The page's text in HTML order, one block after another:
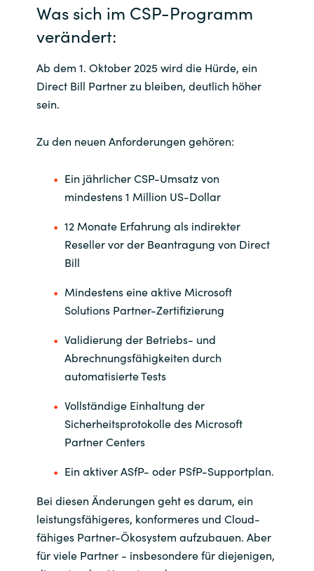
Norway
Philippines
Poland
Qatar
Romania
Slovenia
Spain
Sweden
Switzerland
Was sich im CSP-Programm
verändert:
Ab dem 1. Oktober 2025 wird die Hürde, ein
Direct Bill Partner zu bleiben, deutlich höher
sein.
Zu den neuen Anforderungen gehören:
Ein jährlicher CSP-Umsatz von
mindestens 1 Million US-Dollar
12 Monate Erfahrung als indirekter
Reseller vor der Beantragung von Direct
Bill
Mindestens eine aktive Microsoft
Solutions Partner-Zertifizierung
Validierung der Betriebs- und
Abrechnungsfähigkeiten durch
automatisierte Tests
Vollständige Einhaltung der
Sicherheitsprotokolle des Microsoft
Partner Centers
Ein aktiver ASfP- oder PSfP-Supportplan.
Bei diesen Änderungen geht es darum, ein
leistungsfähigeres, konformeres und Cloud-
fähiges Partner-Ökosystem aufzubauen. Aber
für viele Partner - insbesondere für diejenigen,